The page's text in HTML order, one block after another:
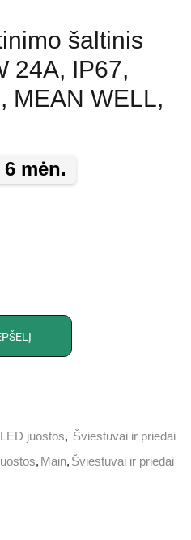
šaltinis
24A, IP67,
MEAN WELL,
6 mėn.
LED juostos, Šviestuvai ir priedai
, Main, Šviestuvai ir priedai